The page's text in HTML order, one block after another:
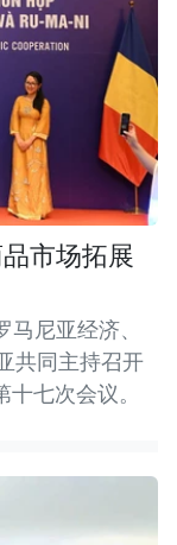
市场拓展
马尼亚经济、
共同主持召开
七次会议。